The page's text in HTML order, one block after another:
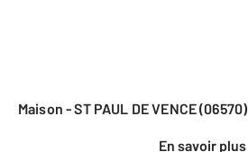
Maison - ST PAUL DE VENCE (06570)
En savoir plus